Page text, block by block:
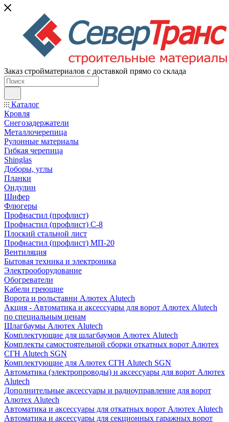
Заказ стройматериалов с доставкой прямо со склада
Каталог
Кровля
Снегозадержатели
Металлочерепица
Рулонные материалы
Гибкая черепица
Shinglas
Доборы, углы
Планки
Ондулин
Шифер
Флюгеры
Профнастил (профлист)
Профнастил (профлист) С-8
Плоский стальной лист
Профнастил (профлист) МП-20
Вентиляция
Бытовая техника и электроника
Электрооборудование
Обогреватели
Кабели греющие
Ворота и рольставни Алютех Alutech
Акция - Автоматика и аксессуары для ворот Алютех Alutech
по специальным ценам
Шлагбаумы Алютех Alutech
Комплектующие для шлагбаумов Алютех Alutech
Комплекты самостоятельной сборки откатных ворот Алютех
СГН Alutech SGN
Комплектующие для Алютех СГН Alutech SGN
Автоматика (электропроводы) и аксессуары для ворот Алютех
Alutech
Дополнительные аксессуары и радиоуправление для ворот
Алютех Alutech
Автоматика и аксессуары для откатных ворот Алютех Alutech
Автоматика и аксессуары для секционных гаражных ворот